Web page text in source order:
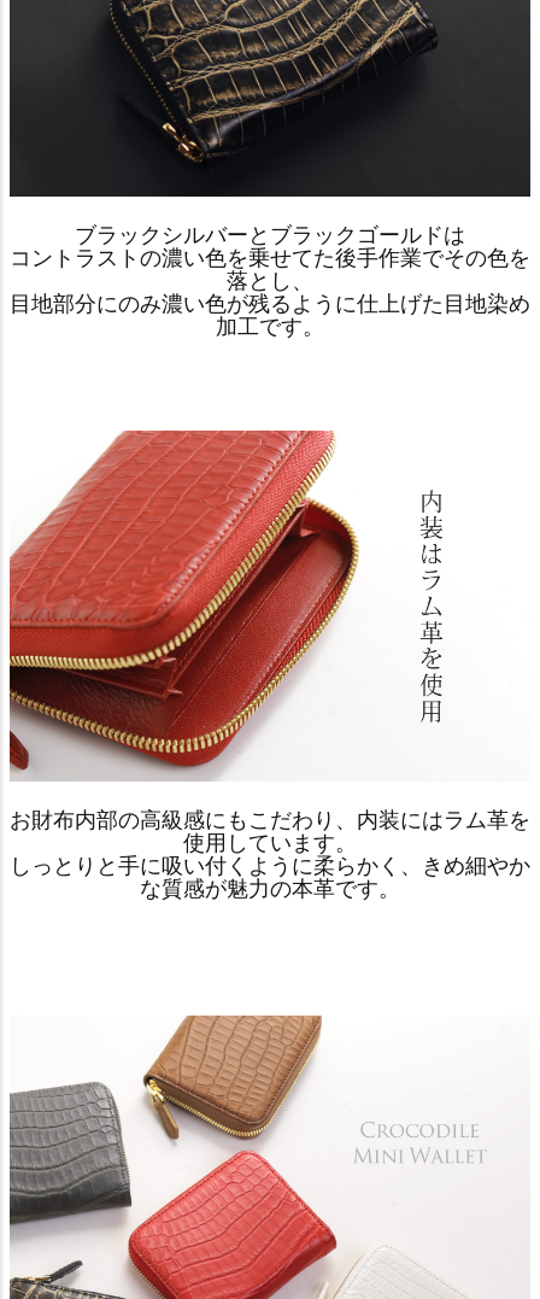
ブラックシルバーとブラックゴールドは
コントラストの濃い色を乗せてた後手作業でその色を
落とし、
目地部分にのみ濃い色が残るように仕上げた目地染め
加工です。
お財布内部の高級感にもこだわり、内装にはラム革を
使用しています。
しっとりと手に吸い付くように柔らかく、きめ細やか
な質感が魅力の本革です。